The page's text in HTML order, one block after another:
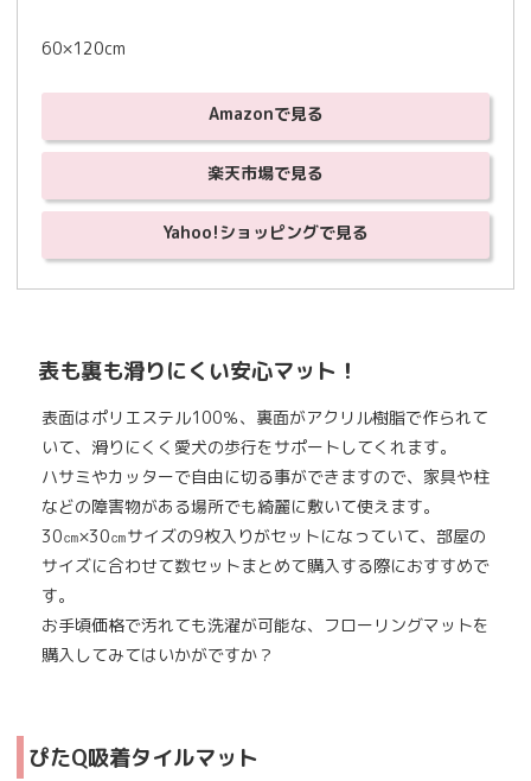
60×120cm
Amazonで見る
楽天市場で見る
Yahoo!ショッピングで見る
表も裏も滑りにくい安心マット！
表面はポリエステル100％、裏面がアクリル樹脂で作られて
いて、滑りにくく愛犬の歩行をサポートしてくれます。
ハサミやカッターで自由に切る事ができますので、家具や柱
などの障害物がある場所でも綺麗に敷いて使えます。
30㎝×30㎝サイズの9枚入りがセットになっていて、部屋の
サイズに合わせて数セットまとめて購入する際におすすめで
す。
お手頃価格で汚れても洗濯が可能な、フローリングマットを
購入してみてはいかがですか？
ぴたQ吸着タイルマット